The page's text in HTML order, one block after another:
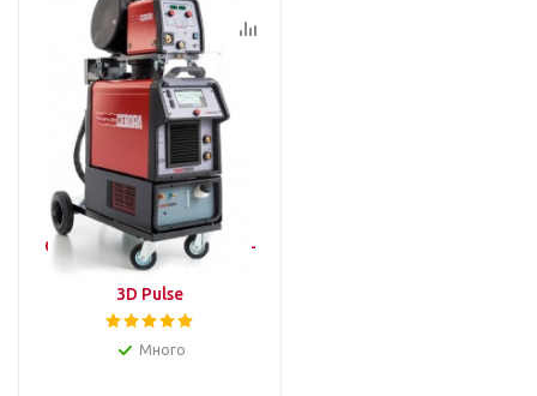
Cebora KINGSTAR 520 TS -
Pulse, D.Pulse, Root, SRS,
3D Pulse
Много